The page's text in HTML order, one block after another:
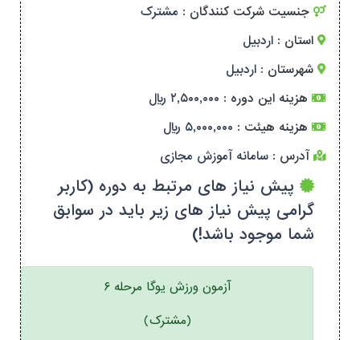
جنسیت شرکت کنندگان : مشترک
استان : اردبیل
شهرستان : اردبیل
هزینه این دوره : ۲,۵۰۰,۰۰۰ ریال
هزینه هیئت : ۵,۰۰۰,۰۰۰ ریال
آدرس : سامانه آموزش مجازی
پیش نیاز های مرتبط به دوره (کاربر
گرامی پیش نیاز های زیر باید در سوابق
شما موجود باشد!)
آزمون ورزش یوگا مرحله ۶
(مشترک)